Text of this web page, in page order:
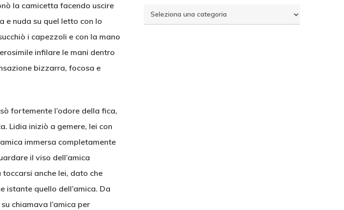
la camicetta facendo uscire
e nuda su quel letto con lo
i capezzoli e con la mano
infilare le mani dentro
bizzarra, focosa e
fortemente l’odore della fica,
Lidia iniziò a gemere, lei con
immersa completamente
il viso dell’amica
anche lei, dato che
istante quello dell’amica. Da
chiamava l’amica per
Seleziona
Categoria